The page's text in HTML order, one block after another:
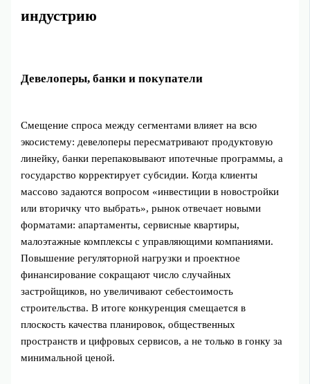
индустрию
Девелоперы, банки и покупатели
Смещение спроса между сегментами влияет на всю
экосистему: девелоперы пересматривают продуктовую
линейку, банки перепаковывают ипотечные программы, а
государство корректирует субсидии. Когда клиенты
массово задаются вопросом «инвестиции в новостройки
или вторичку что выбрать», рынок отвечает новыми
форматами: апартаменты, сервисные квартиры,
малоэтажные комплексы с управляющими компаниями.
Повышение регуляторной нагрузки и проектное
финансирование сокращают число случайных
застройщиков, но увеличивают себестоимость
строительства. В итоге конкуренция смещается в
плоскость качества планировок, общественных
пространств и цифровых сервисов, а не только в гонку за
минимальной ценой.